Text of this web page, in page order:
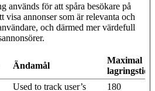
används för att spåra besökare på
visa annonser som är relevanta och
och därmed mer värdefull
Ändamål
Maximal
lagringstid
Used to track user’s
180